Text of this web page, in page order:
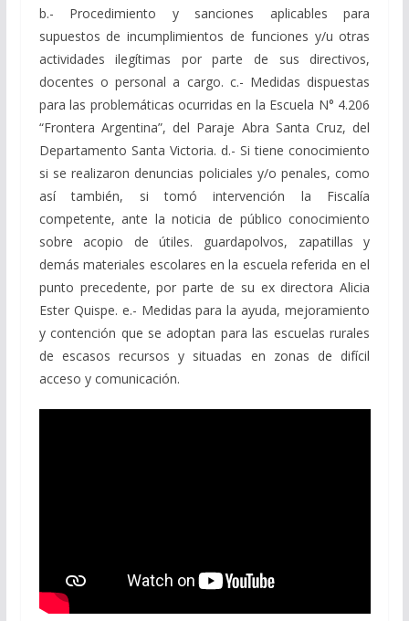
b.- Procedimiento y sanciones aplicables para
supuestos de incumplimientos de funciones y/u otras
actividades ilegítimas por parte de sus directivos,
docentes o personal a cargo. c.- Medidas dispuestas
para las problemáticas ocurridas en la Escuela N° 4.206
“Frontera Argentina”, del Paraje Abra Santa Cruz, del
Departamento Santa Victoria. d.- Si tiene conocimiento
si se realizaron denuncias policiales y/o penales, como
así también, si tomó intervención la Fiscalía
competente, ante la noticia de público conocimiento
sobre acopio de útiles. guardapolvos, zapatillas y
demás materiales escolares en la escuela referida en el
punto precedente, por parte de su ex directora Alicia
Ester Quispe. e.- Medidas para la ayuda, mejoramiento
y contención que se adoptan para las escuelas rurales
de escasos recursos y situadas en zonas de difícil
acceso y comunicación.